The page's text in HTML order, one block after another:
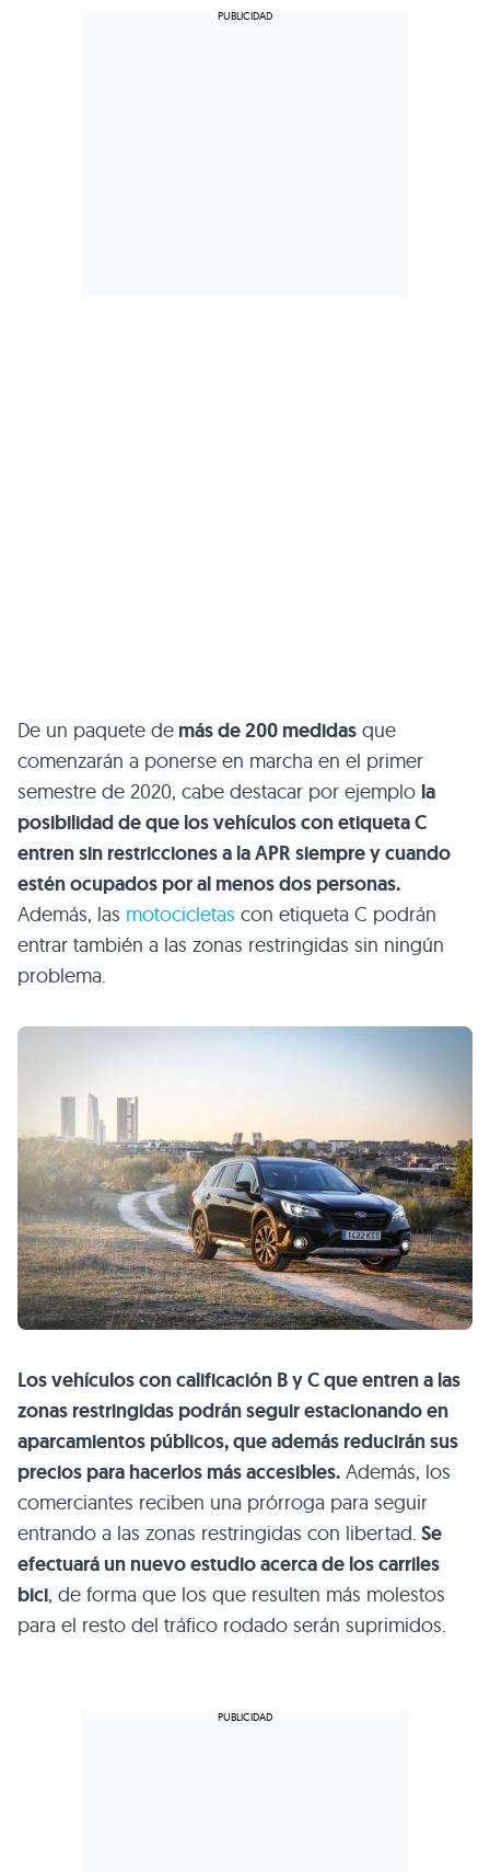
De un paquete de más de 200 medidas que
comenzarán a ponerse en marcha en el primer
semestre de 2020, cabe destacar por ejemplo la
posibilidad de que los vehículos con etiqueta C
entren sin restricciones a la APR siempre y cuando
estén ocupados por al menos dos personas.
Además, las motocicletas con etiqueta C podrán
entrar también a las zonas restringidas sin ningún
problema.
Los vehículos con calificación B y C que entren a las
zonas restringidas podrán seguir estacionando en
aparcamientos públicos, que además reducirán sus
precios para hacerlos más accesibles. Además, los
comerciantes reciben una prórroga para seguir
entrando a las zonas restringidas con libertad. Se
efectuará un nuevo estudio acerca de los carriles
bici, de forma que los que resulten más molestos
para el resto del tráfico rodado serán suprimidos.